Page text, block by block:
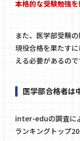
本格的な受験勉強
また、医学部受験
現役合格を果たす
える必要があるので
医学部合格者は
inter-eduの調査に
ランキングトップ